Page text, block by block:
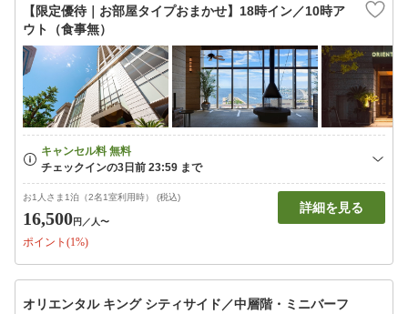
【限定優待｜お部屋タイプおまかせ】18時イン／10時ア
ウト（食事無）
お1人さま1泊（2名1室利用時） (税込)
16,500円 ／人〜
ポイント(1%)
詳細を見る
オリエンタル キング シティサイド／中層階・ミニバーフ